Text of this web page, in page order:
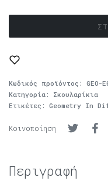
Κωδικός προϊόντος: GEO-
Κατηγορία: Σκουλαρίκια
Ετικέτες: Geometry In
Κοινοποίηση
Περιγραφή